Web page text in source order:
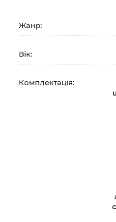
Жанр:
Вік:
Комплектація: